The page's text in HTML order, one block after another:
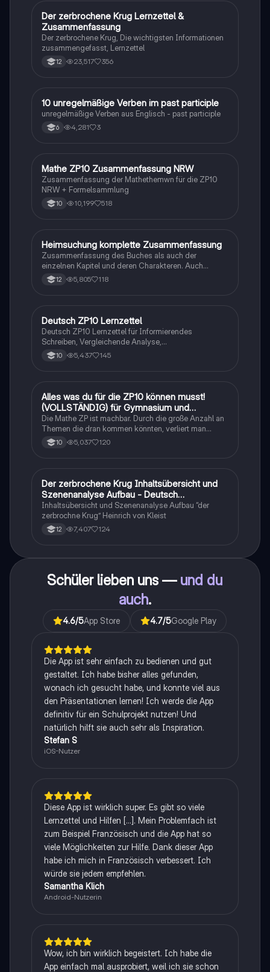
Deutsch
Der zerbrochene Krug Lernzettel &
Zusammenfassung
Der zerbrochene Krug, Die wichtigsten Informationen
zusammengefasst, Lernzettel
12 23,517 356
1 Englisch
10 unregelmäßige Verben im past participle
unregelmäßige Verben aus Englisch - past participle
6 4,281 3
Mathe
Mathe ZP10 Zusammenfassung NRW
Zusammenfassung der Mathethemwn für die ZP10
NRW + Formelsammlung
10 10,199 518
Deutsch
Heimsuchung komplette Zusammenfassung
Zusammenfassung des Buches als auch der
einzelnen Kapitel und deren Charakteren. Auch
tabellarisch. Im Unterricht ohne KI erstellt
12 5,805 118
Deutsch
Deutsch ZP10 Lernzettel
Deutsch ZP10 Lernzettel für Informierendes
Schreiben, Vergleichende Analyse,
Sachtexte/Roman/Gedicht..
10 5,437 145
Mathe
Alles was du für die ZP10 können musst!
(VOLLSTÄNDIG) für Gymnasium und
Realschule
Die Mathe ZP ist machbar. Durch die große Anzahl an
Themen die dran kommen könnten, verliert man
schnell den Überblick. Also habe ich von den kleinsten
Themen bis hin zu den größten alles
10 5,037 120
Deutsch
Der zerbrochene Krug Inhaltsübersicht und
Szenenanalyse Aufbau - Deutsch
Q1/Q2/Abitur
Inhaltsübersicht und Szenenanalyse Aufbau “der
zerbrochne Krug” Heinrich von Kleist
12 7,407 124
Schüler lieben uns — und du
auch.
4.6/5App Store 4.7/5Google Play
Die App ist sehr einfach zu bedienen und gut
gestaltet. Ich habe bisher alles gefunden,
wonach ich gesucht habe, und konnte viel aus
den Präsentationen lernen! Ich werde die App
definitiv für ein Schulprojekt nutzen! Und
natürlich hilft sie auch sehr als Inspiration.
Stefan S
iOS-Nutzer
Diese App ist wirklich super. Es gibt so viele
Lernzettel und Hilfen [...]. Mein Problemfach ist
zum Beispiel Französisch und die App hat so
viele Möglichkeiten zur Hilfe. Dank dieser App
habe ich mich in Französisch verbessert. Ich
würde sie jedem empfehlen.
Samantha Klich
Android-Nutzerin
Wow, ich bin wirklich begeistert. Ich habe die
App einfach mal ausprobiert, weil ich sie schon